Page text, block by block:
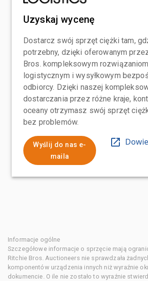
Uzyskaj wycenę
Dostarcz swój sprzęt ciężki tam,
potrzebny, dzięki oferowanym
Bros. kompleksowym rozwiązaniom
logistycznym i wysyłkowym
odbiorcy. Dzięki naszej
dostarczania przez różne kraje,
oceany otrzymasz swój sprzęt
bez problemów.
Wyślij do nas e-
maila
Informacje ogólne
Szczegółowe informacje o sprzęcie mają
Ritchie Bros. Auctioneers nie sprawdzała
komponentów urządzenia innych niż wyraźnie
dokumencie. O ile nie zostało to wyraźnie